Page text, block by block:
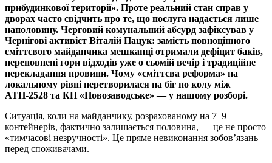
прибудинкової території». Проте реальний стан справ у
дворах часто свідчить про те, що послуга надається лише
наполовину. Черговий комунальний абсурд зафіксував у
Чернігові активіст Віталій Пацук: замість повноцінного
сміттєвого майданчика мешканці отримали дефіцит баків,
переповнені гори відходів уже о сьомій вечір і традиційне
перекладання провини. Чому «сміттєва реформа» на
локальному рівні перетворилася на біг по колу між
АТП-2528 та КП «Новозаводське» — у нашому розборі.
Ситуація, коли на майданчику, розрахованому на 7–9
контейнерів, фактично залишається половина, — це не просто
«тимчасові незручності». Це пряме невиконання зобов’язань
перед споживачами.